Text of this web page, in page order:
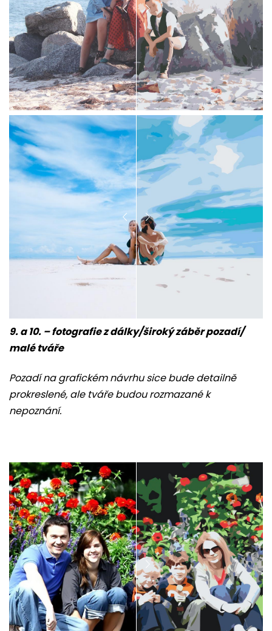
9. a 10. – fotografie z dálky/široký záběr pozadí/
malé tváře
Pozadí na grafickém návrhu sice bude detailně
prokreslené, ale tváře budou rozmazané k
nepoznání.